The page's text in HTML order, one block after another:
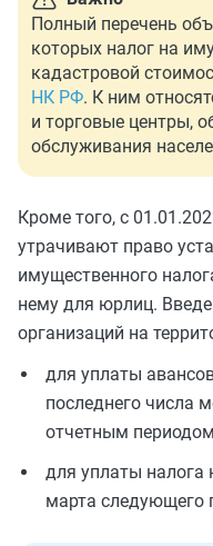
Полный перечень
которых налог на
кадастровой
НК РФ. К ним
и торговые центры,
обслуживания
Кроме того, с
утрачивают право
имущественного
нему для юрлиц.
организаций на
для уплаты
последнего числа
отчетным
для уплаты налога
марта следующего